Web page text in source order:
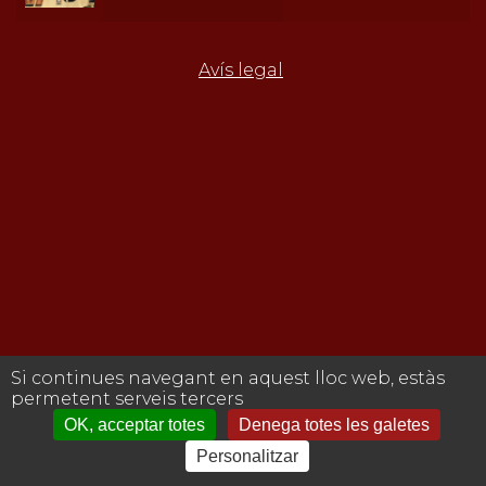
Avís legal
Si continues navegant en aquest lloc web, estàs
permetent serveis tercers
OK, acceptar totes
Denega totes les galetes
Personalitzar